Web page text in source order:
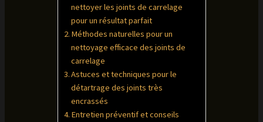
nettoyer les joints de carrelage
pour un résultat parfait
Méthodes naturelles pour un
nettoyage efficace des joints de
carrelage
Astuces et techniques pour le
détartrage des joints très
encrassés
Entretien préventif et conseils